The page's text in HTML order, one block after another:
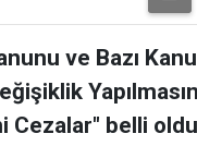
ve Bazı
Cezalar" belli oldu